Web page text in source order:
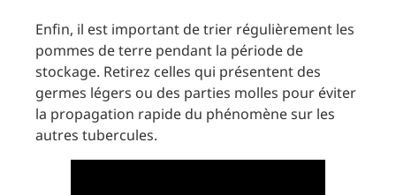
Enfin, il est important de trier régulièrement les
pommes de terre pendant la période de
stockage. Retirez celles qui présentent des
germes légers ou des parties molles pour éviter
la propagation rapide du phénomène sur les
autres tubercules.